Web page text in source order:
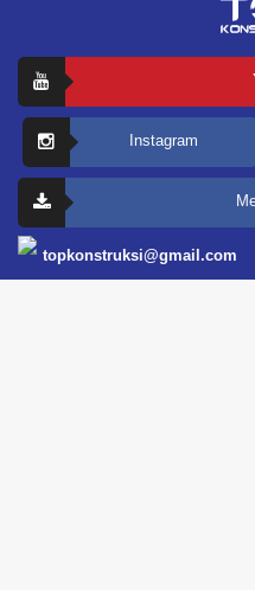
Instagram
topkonstruksi@gmail.com